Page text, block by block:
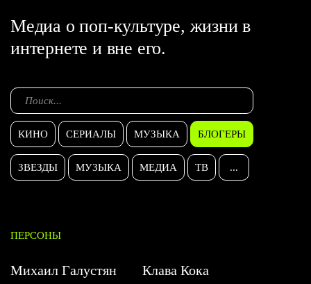
Медиа о поп-культуре, жизни в
интернете и вне его.
КИНО СЕРИАЛЫ МУЗЫКА БЛОГЕРЫ
ЗВЕЗДЫ МУЗЫКА МЕДИА ТВ ...
ПЕРСОНЫ
Михаил Галустян
Клава Кока